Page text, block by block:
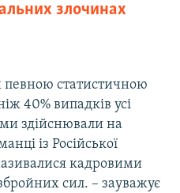
злочинах
певною статистичною
40% випадків усі
здійснювали на
із Російської
кадровими
сил. – зауважує